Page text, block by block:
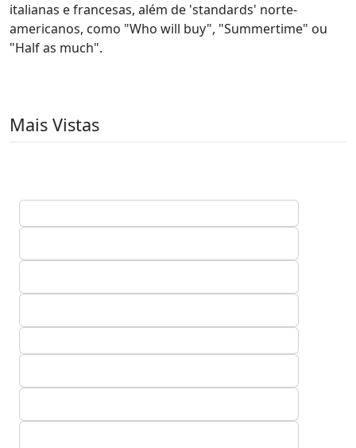
italianas e francesas, além de 'standards' norte-
americanos, como "Who will buy", "Summertime" ou
"Half as much".
Mais Vistas